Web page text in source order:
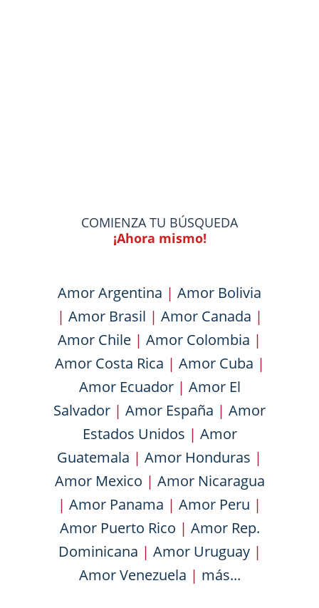
COMIENZA TU BÚSQUEDA
¡Ahora mismo!
Amor Argentina | Amor Bolivia
| Amor Brasil | Amor Canada |
Amor Chile | Amor Colombia |
Amor Costa Rica | Amor Cuba |
Amor Ecuador| Amor El
Salvador | Amor España | Amor
Estados Unidos | Amor
Guatemala | Amor Honduras |
Amor Mexico | Amor Nicaragua
| Amor Panama | Amor Peru |
Amor Puerto Rico | Amor Rep.
Dominicana | Amor Uruguay|
Amor Venezuela | más...